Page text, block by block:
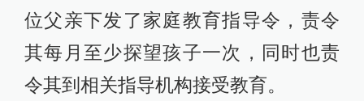
位父亲下发了家庭教育指导令，责令
其每月至少探望孩子一次，同时也责
令其到相关指导机构接受教育。